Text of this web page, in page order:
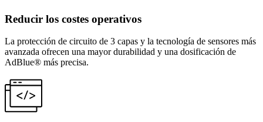
Reducir los costes operativos
La protección de circuito de 3 capas y la tecnología de sensores más
avanzada ofrecen una mayor durabilidad y una dosificación de
AdBlue® más precisa.